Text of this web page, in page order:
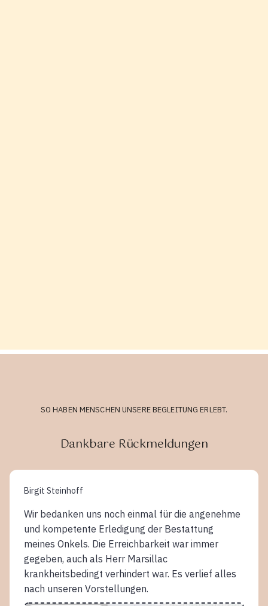
SO HABEN MENSCHEN UNSERE BEGLEITUNG ERLEBT.
Dankbare Rückmeldungen
Birgit Steinhoff
Wir bedanken uns noch einmal für die angenehme
und kompetente Erledigung der Bestattung
meines Onkels. Die Erreichbarkeit war immer
gegeben, auch als Herr Marsillac
krankheitsbedingt verhindert war. Es verlief alles
nach unseren Vorstellungen.